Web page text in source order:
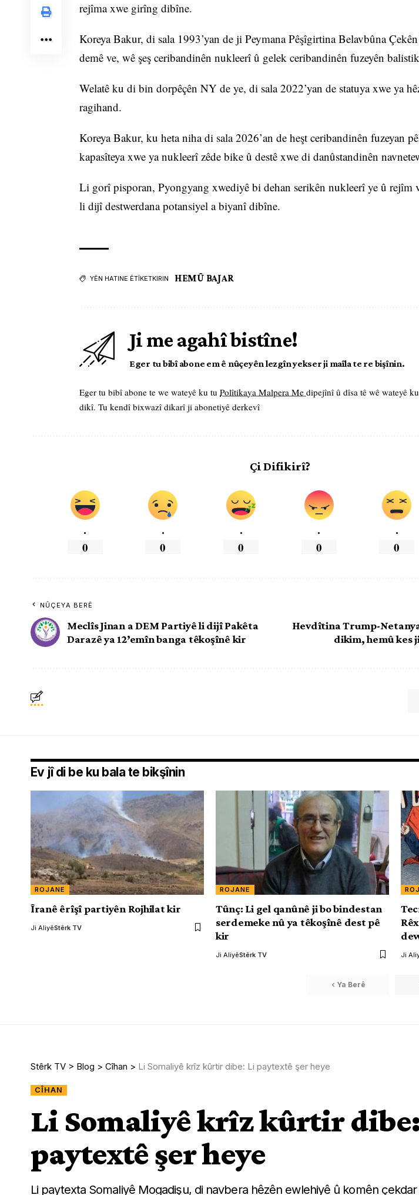
rejîma xwe girîng dibîne.
Koreya Bakur, di sala 1993’yan de ji Peymana Pêşîgirtina Belavbûna
demê ve, wê şeş ​​ceribandinên nukleerî û gelek ceribandinên fuzeyên
Welatê ku di bin dorpêçên NY de ye, di sala 2022’yan de statuya xwe ya
ragihand.
Koreya Bakur, ku heta niha di sala 2026’an de heşt ceribandinên fuzeyan
kapasîteya xwe ya nukleerî zêde bike û destê xwe di danûstandinên
Li gorî pisporan, Pyongyang xwediyê bi dehan serikên nukleerî ye û rejîm
li dijî destwerdana potansiyel a biyanî dibîne.
YÊN HATINE ÊTÎKETKIRIN HEMÛ BAJAR
Ji me agahî bistîne!
Eger tu bibî abone em ê nûçeyên lezgîn yekser ji maîla te re bişînin.
Eger tu bibî abone te we wateyê ku tu Polîtikaya Malpera Me dipejînî û dîsa tê wê wateyê
dikî. Tu kendî bixwazî dikarî ji abonetiyê derkevî
Çi Difikirî?
.
0
.
0
.
0
.
0
.
0
NÛÇEYA BERÊ
Meclîs Jinan a DEM Partiyê li dijî Pakêta
Darazê ya 12’emîn banga têkoşînê kir
Hevdîtina Trump-
dikim, hemû kes
Ev jî di be ku bala te bikşînin
ROJANE
Îranê êrîşî partiyên Rojhilat kir
Ji AliyêStêrk TV
ROJANE
Tûnç: Li gel qanûnê ji bo bindestan
serdemeke nû ya têkoşînê dest pê
kir
Ji AliyêStêrk TV Ji
Ya Berê
Stêrk TV > Blog > Cîhan > Li Somaliyê krîz kûrtir dibe: Li paytextê şer heye
CÎHAN
Li Somaliyê krîz kûrtir
paytextê şer heye
Li paytexta Somaliyê Mogadişu, di navbera hêzên ewlehiyê û komên